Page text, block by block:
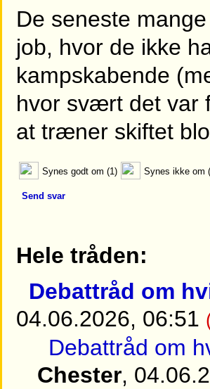
De seneste
job, hvor de ikke
kampskabende
hvor svært det var
at træner skiftet
Synes godt om (1) Synes ikke om
Send svar
Hele tråden:
Debattråd om
04.06.2026, 06:51
Debattråd om
Chester,